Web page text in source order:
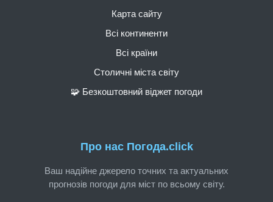
Про нас Погода.click
Ваш надійне джерело точних та актуальних
прогнозів погоди для міст по всьому світу.
Карта сайту
Всі континенти
Всі країни
Столичні міста світу
🧩 Безкоштовний віджет погоди